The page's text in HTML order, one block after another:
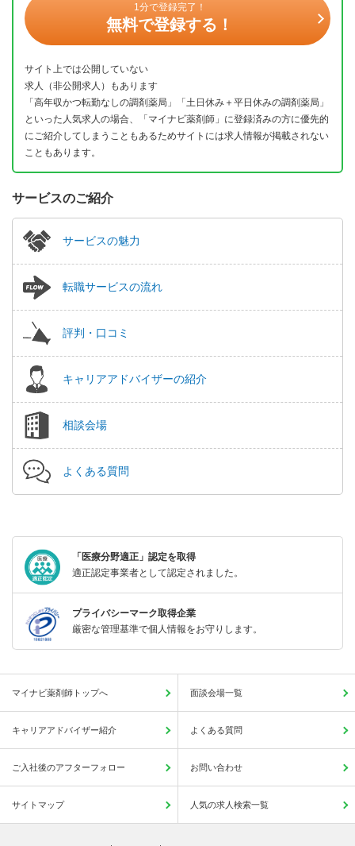
1分で登録完了！
無料で登録する！
サイト上では公開していない
求人（非公開求人）もあります
「高年収かつ転勤なしの調剤薬局」「土日休み＋平日休みの調剤薬局」
といった人気求人の場合、「マイナビ薬剤師」に登録済みの方に優先的
にご紹介してしまうこともあるためサイトには求人情報が掲載されない
こともあります。
サービスのご紹介
サービスの魅力
転職サービスの流れ
評判・口コミ
キャリアアドバイザーの紹介
相談会場
よくある質問
「医療分野適正」認定を取得
適正認定事業者として認定されました。
プライバシーマーク取得企業
厳密な管理基準で個人情報をお守りします。
マイナビ薬剤師トップへ 面談会場一覧
キャリアアドバイザー紹介 よくある質問
ご入社後のアフターフォロー お問い合わせ
サイトマップ 人気の求人検索一覧